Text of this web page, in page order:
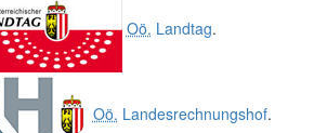
Oö. Landtag.
Oö. Landesrechnungshof.